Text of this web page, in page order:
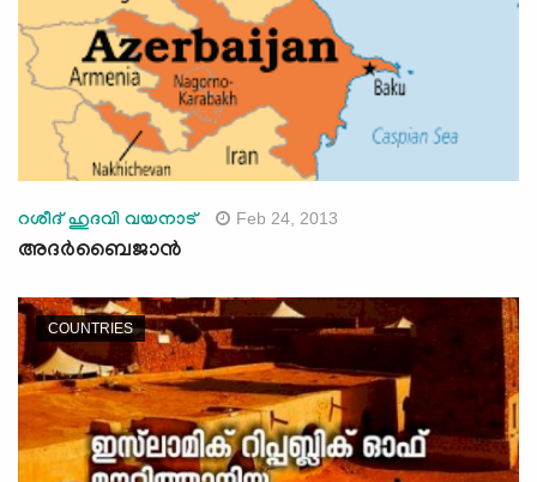
റശീദ് ഹുദവി വയനാട് Feb 24, 2013
അദര്‍ബൈജാന്‍
COUNTRIES